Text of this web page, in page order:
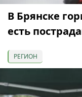
В Брянске
есть
РЕГИОН